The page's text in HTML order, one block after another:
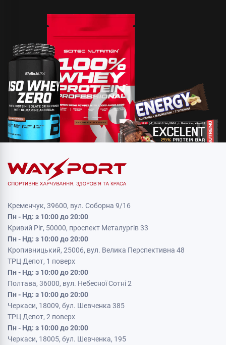
Кременчук, 39600, вул. Соборна 9/16
Пн - Нд: з 10:00 до 20:00
Кривий Ріг, 50000, проспект Металургів 33
Пн - Нд: з 10:00 до 20:00
Кропивницький, 25006, вул. Велика Перспективна 48
ТРЦ Депот, 1 поверх
Пн - Нд: з 10:00 до 20:00
Полтава, 36000, вул. Небесної Сотні 2
Пн - Нд: з 10:00 до 20:00
Черкаси, 18009, бул. Шевченка 385
ТРЦ Депот, 2 поверх
Пн - Нд: з 10:00 до 20:00
Черкаси, 18005, бул. Шевченка, 195